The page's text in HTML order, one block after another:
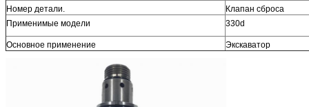
Номер детали.
Клапан сброса
Применимые модели
330d
Основное применение Экскаватор